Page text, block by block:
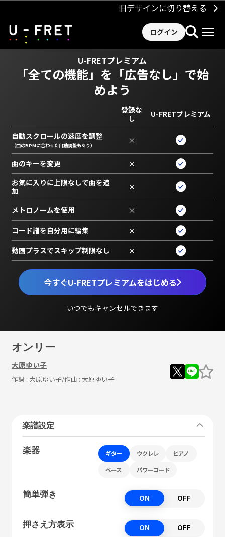
旧デザインに切り替える
ログイン
U-FRETプレミアム
「全ての機能」を 「広告なし」で始
めよう
今すぐU-FRETプレミアムをはじめる
いつでもキャンセルできます
登録な
し
U-FRETプレミアム
自動スクロールの速度を調整
（曲のBPMに合わせた自動調整もあり） ×
曲のキーを変更 ×
お気に入りに上限なしで曲を追
加
×
メトロノームを使用 ×
コード譜を自分用に編集 ×
動画プラスでスキップ制限なし ×
オンリー
大原ゆい子
作詞 : 大原ゆい子/作曲 : 大原ゆい子
楽譜設定
楽器 ギター ウクレレ ピアノ
ベース パワーコード
簡単弾き ON OFF
押さえ方表示 ON OFF